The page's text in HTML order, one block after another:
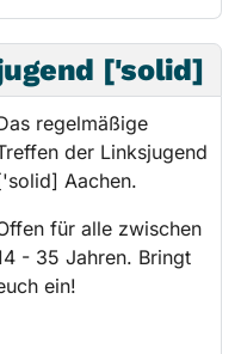
['solid]
regelmäßige
der Linksjugend
Aachen.
für alle zwischen
- 35 Jahren. Bringt
ein!